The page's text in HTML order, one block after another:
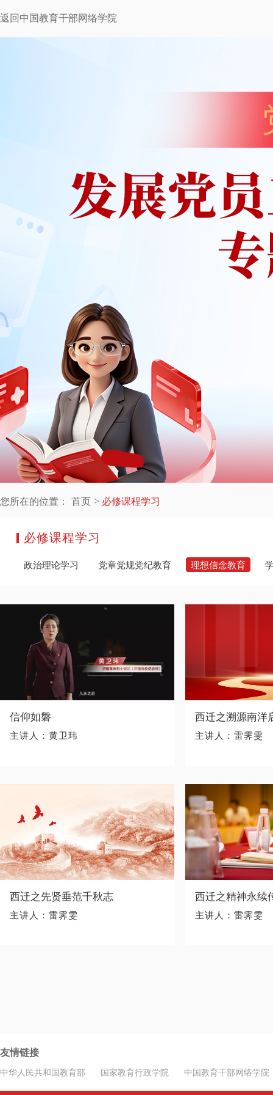
返回中国教育干部网络学院
您所在的位置： 首页 必修课程学习
必修课程学习
政治理论学习 党章党规党纪教育 理想信念教育
信仰如磐
主讲人：黄卫玮
西迁之溯源南洋
主讲人：雷霁雯
西迁之先贤垂范千秋志
主讲人：雷霁雯
西迁之精神永续
主讲人：雷霁雯
友情链接
中华人民共和国教育部 国家教育行政学院 中国教育干部网络学院